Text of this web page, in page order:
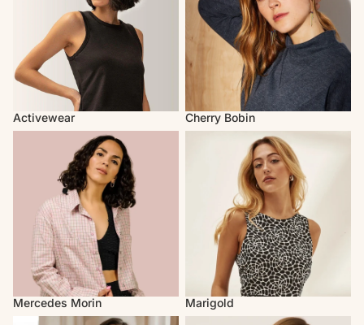
Activewear
Cherry Bobin
Mercedes Morin
Mercedes Morin
Marigold